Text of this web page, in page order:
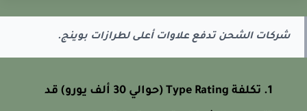
شركات الشحن تدفع علاوات أعلى لطرازات بوينج.
تكلفة Type Rating (حوالي 30 ألف يورو) قد